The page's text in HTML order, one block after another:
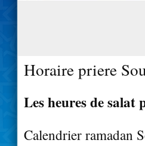
Horaire priere
Les heures de salat
Calendrier ramadan